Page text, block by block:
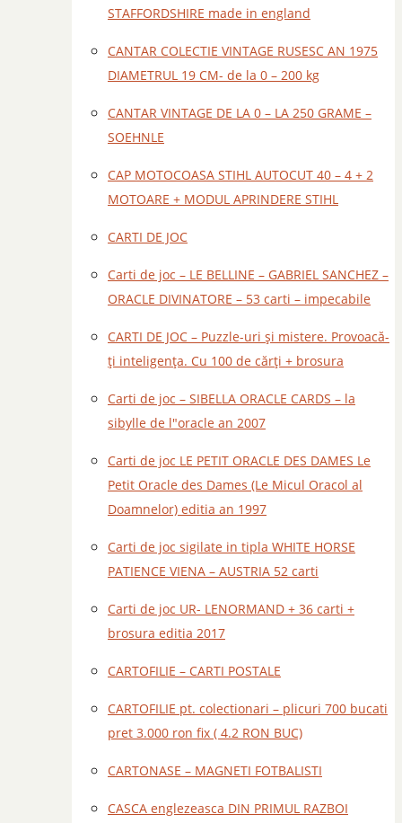
STAFFORDSHIRE made in england
CANTAR COLECTIE VINTAGE RUSESC AN 1975
DIAMETRUL 19 CM- de la 0 – 200 kg
CANTAR VINTAGE DE LA 0 – LA 250 GRAME –
SOEHNLE
CAP MOTOCOASA STIHL AUTOCUT 40 – 4 + 2
MOTOARE + MODUL APRINDERE STIHL
CARTI DE JOC
Carti de joc – LE BELLINE – GABRIEL SANCHEZ –
ORACLE DIVINATORE – 53 carti – impecabile
CARTI DE JOC – Puzzle-uri și mistere. Provoacă-
ți inteligența. Cu 100 de cărți + brosura
Carti de joc – SIBELLA ORACLE CARDS – la
sibylle de l"oracle an 2007
Carti de joc LE PETIT ORACLE DES DAMES Le
Petit Oracle des Dames (Le Micul Oracol al
Doamnelor) editia an 1997
Carti de joc sigilate in tipla WHITE HORSE
PATIENCE VIENA – AUSTRIA 52 carti
Carti de joc UR- LENORMAND + 36 carti +
brosura editia 2017
CARTOFILIE – CARTI POSTALE
CARTOFILIE pt. colectionari – plicuri 700 bucati
pret 3.000 ron fix ( 4.2 RON BUC)
CARTONASE – MAGNETI FOTBALISTI
CASCA englezeasca DIN PRIMUL RAZBOI